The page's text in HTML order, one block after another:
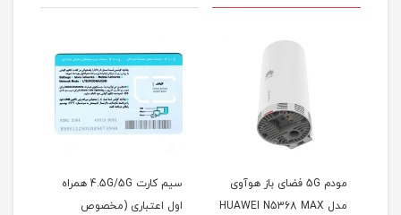
مودم 5G فضای باز هوآوی
مدل HUAWEI N5368 MAX
سیم کارت 4.5G/5G همراه
اول اعتباری (مخصوص